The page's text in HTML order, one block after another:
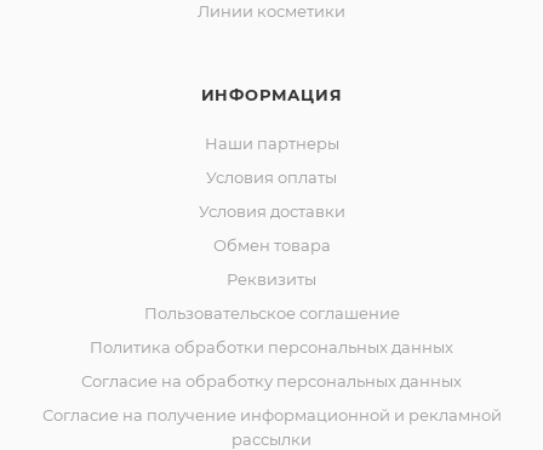
Линии косметики
ИНФОРМАЦИЯ
Наши партнеры
Условия оплаты
Условия доставки
Обмен товара
Реквизиты
Пользовательское соглашение
Политика обработки персональных данных
Согласие на обработку персональных данных
Согласие на получение информационной и рекламной
рассылки